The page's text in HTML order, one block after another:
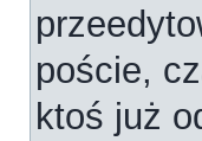
poście,
ktoś już